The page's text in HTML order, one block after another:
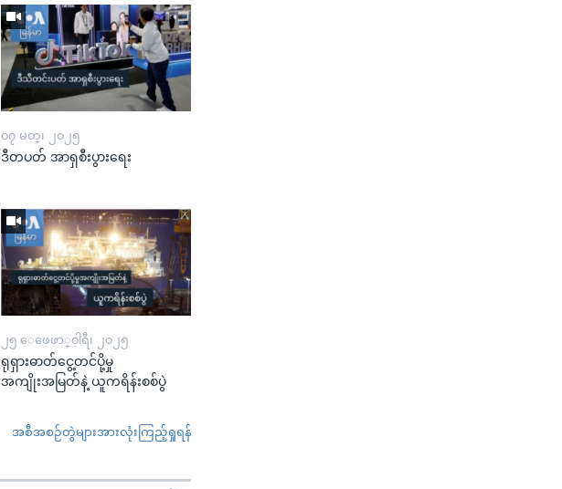
၀၇ မတ္၊ ၂၀၂၅
ဒီတပတ် အာရှစီးပွားရေး
၂၅ ေဖေဖာ္၀ါရီ၊ ၂၀၂၅
ရုရှားဓာတ်ငွေ့တင်ပို့မှု
အကျိုးအမြတ်နဲ့ ယူကရိန်းစစ်ပွဲ
အစီအစဉ်တွဲများအားလုံးကြည့်ရှုရန်